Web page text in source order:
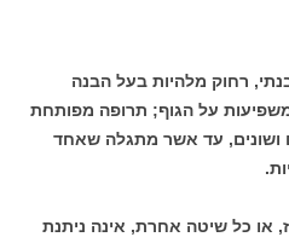
רחוק מלהיות בעל הבנה
על הגוף; תרופה מפותחת
ושונים, עד אשר מתגלה שאחד
או כל שיטה אחרת, אינה ניתנת